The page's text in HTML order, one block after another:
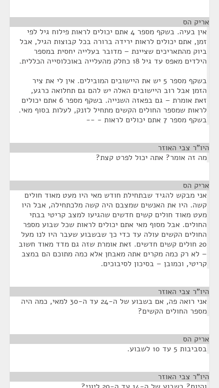
אריק הס
אין בעיה. בשקף מספר 4 אתם יכולים לראות פילוח גיל לפי
זמן, אתם יכולים לראות ירידה ברורה בכל קבוצות הגיל, אבל
ביוק מהתאריכים שציינת – מדובר בעלייה יחסית במספר
הילדים מאפס עד גיל 18 כחלק מהעלייה באוכלוסייה הכללית.
בשקף מספר 5 יש את היישובים המובילים. אין לי את ציר
הזמן אבל רוב היישובים האלה יש להם גם תחלואה כרגע,
זאת אומרת – גם בפאזה השנייה. בשקף מספר 6 אתם יכולים
לראות שמספר החולים הקשים מתחיל לזנק, לעלות בסוף מאי.
בשקף מספר 7 אתם יכולים לראות - --
היו"ר צבי האוזר
מה זה אומר? אתה יכול לפרט קצת?
אריק הס
אני מבקש להגיד שבתחילת חודש מאי היו מעט מאוד חולים
קשה. היו את האנשים שמצבם היה קשה מלכתחילה, אבל היו
מעט מאוד חולים קשים חדשים שהגיעו למצב קריטי בבתי
החולים. אבל מסוף מאי אתם יכולים לראות שכל שבוע מספר
החולים הקשים עולה עד כדי כך שבשבוע שעבר היו לנו מעל
20 חולים קשים חדשים. זאת אומרת שזה גם מדד מאוד חשוב
– לא רק כמה מקרים אתה מאבחן אלא כמה מתוכם הם במצב
קריטי, וכמובן – בסיכון לסיבוכים.
היו"ר צבי האוזר
אני רואה פה, אם בשבוע של ה-24 עד ה-30 למאי, כמה היה
מספר החולים הקשים?
אריק הס
בסביבות 5 עד 10 לשבוע.
היו"ר צבי האוזר